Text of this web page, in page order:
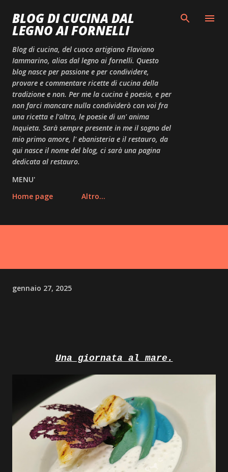
Passa ai contenuti principali
BLOG DI CUCINA DAL
LEGNO AI FORNELLI
Blog di cucina, del cuoco artigiano Flaviano
Iammarino, alias dal legno ai fornelli. Questo
blog nasce per passione e per condividere,
provare e commentare ricette di cucina della
tradizione e non. Per me la cucina è poesia, e per
non farci mancare nulla condividerò con voi fra
una ricetta e l'altra, le poesie di un' anima
Inquieta. Sarà sempre presente in me il sogno del
mio primo amore, l' ebanisteria e il restauro, da
qui nasce il nome del blog, ci sarà una pagina
dedicata al restauro.
MENU'
Home page
Altro…
gennaio 27, 2025
Una giornata al mare.